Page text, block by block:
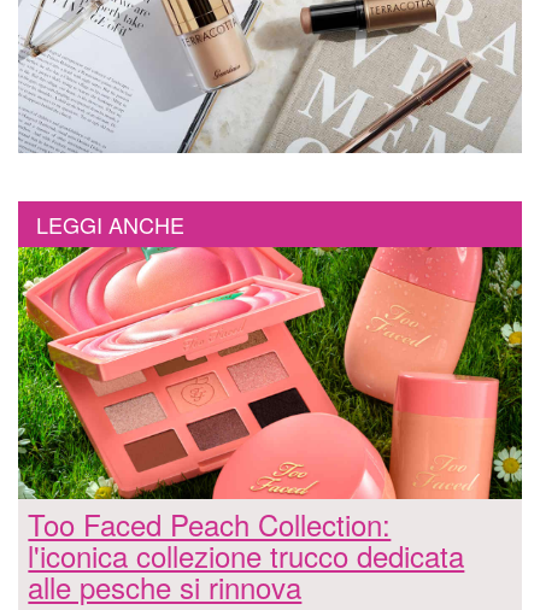
LEGGI ANCHE
Too Faced Peach Collection:
l'iconica collezione trucco dedicata
alle pesche si rinnova